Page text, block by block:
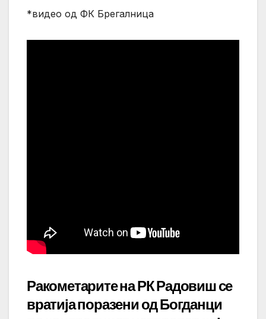
*видео од ФК Брегалница
Ракометарите на РК Радовиш се
вратија поразени од Богданци